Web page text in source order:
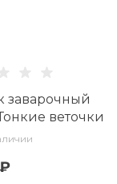
заварочный
веточки